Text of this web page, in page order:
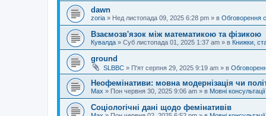
dawn
zoria » Нед листопада 09, 2025 6:28 pm » в Обговорення
Взаємозв'язок між математикою та фізикою
Кувалда » Суб листопада 01, 2025 1:37 am » в Книжки,
ground
SLBBC » П'ят серпня 29, 2025 9:19 am » в
Неофемінативи: мовна модернізація чи
Max » Пон червня 30, 2025 9:06 am » в Мовні консультації
Соціологічні дані щодо фемінативів